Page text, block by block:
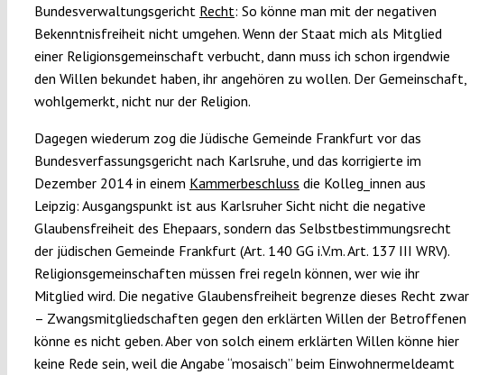
Bundesverwaltungsgericht Recht: So könne man mit der negativen
Bekenntnisfreiheit nicht umgehen. Wenn der Staat mich als Mitglied
einer Religionsgemeinschaft verbucht, dann muss ich schon irgendwie
den Willen bekundet haben, ihr angehören zu wollen. Der Gemeinschaft,
wohlgemerkt, nicht nur der Religion.
Dagegen wiederum zog die Jüdische Gemeinde Frankfurt vor das
Bundesverfassungsgericht nach Karlsruhe, und das korrigierte im
Dezember 2014 in einem Kammerbeschluss die Kolleg_innen aus
Leipzig: Ausgangspunkt ist aus Karlsruher Sicht nicht die negative
Glaubensfreiheit des Ehepaars, sondern das Selbstbestimmungsrecht
der jüdischen Gemeinde Frankfurt (Art. 140 GG i.V.m. Art. 137 III WRV).
Religionsgemeinschaften müssen frei regeln können, wer wie ihr
Mitglied wird. Die negative Glaubensfreiheit begrenze dieses Recht zwar
– Zwangsmitgliedschaften gegen den erklärten Willen der Betroffenen
könne es nicht geben. Aber von solch einem erklärten Willen könne hier
keine Rede sein, weil die Angabe “mosaisch” beim Einwohnermeldeamt